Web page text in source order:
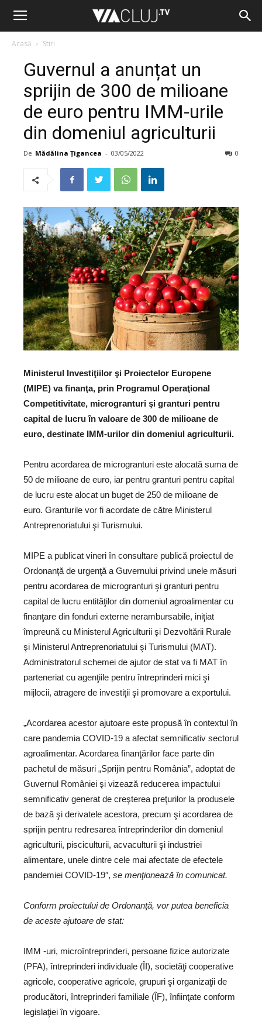
Acasă Stiri
Guvernul a anunțat un
sprijin de 300 de milioane
de euro pentru IMM-urile
din domeniul agriculturii
De Mădălina Țigancea - 03/05/2022 0
Ministerul Investiţiilor şi Proiectelor Europene
(MIPE) va finanţa, prin Programul Operaţional
Competitivitate, microgranturi şi granturi pentru
capital de lucru în valoare de 300 de milioane de
euro, destinate IMM-urilor din domeniul agriculturii.
Pentru acordarea de microgranturi este alocată suma de
50 de milioane de euro, iar pentru granturi pentru capital
de lucru este alocat un buget de 250 de milioane de
euro. Granturile vor fi acordate de către Ministerul
Antreprenoriatului şi Turismului.
MIPE a publicat vineri în consultare publică proiectul de
Ordonanţă de urgenţă a Guvernului privind unele măsuri
pentru acordarea de microgranturi şi granturi pentru
capital de lucru entităţilor din domeniul agroalimentar cu
finanţare din fonduri externe nerambursabile, iniţiat
împreună cu Ministerul Agriculturii şi Dezvoltării Rurale
şi Ministerul Antreprenoriatului şi Turismului (MAT).
Administratorul schemei de ajutor de stat va fi MAT în
parteneriat cu agenţiile pentru întreprinderi mici şi
mijlocii, atragere de investiţii şi promovare a exportului.
„Acordarea acestor ajutoare este propusă în contextul în
care pandemia COVID-19 a afectat semnificativ sectorul
agroalimentar. Acordarea finanţărilor face parte din
pachetul de măsuri „Sprijin pentru România”, adoptat de
Guvernul României şi vizează reducerea impactului
semnificativ generat de creşterea preţurilor la produsele
de bază şi derivatele acestora, precum şi acordarea de
sprijin pentru redresarea întreprinderilor din domeniul
agriculturii, pisciculturii, acvaculturii şi industriei
alimentare, unele dintre cele mai afectate de efectele
pandemiei COVID-19″, se menţionează în comunicat.
Conform proiectului de Ordonanţă, vor putea beneficia
de aceste ajutoare de stat:
IMM -uri, microîntreprinderi, persoane fizice autorizate
(PFA), întreprinderi individuale (ÎI), societăţi cooperative
agricole, cooperative agricole, grupuri şi organizaţii de
producători, întreprinderi familiale (ÎF), înfiinţate conform
legislaţiei în vigoare.